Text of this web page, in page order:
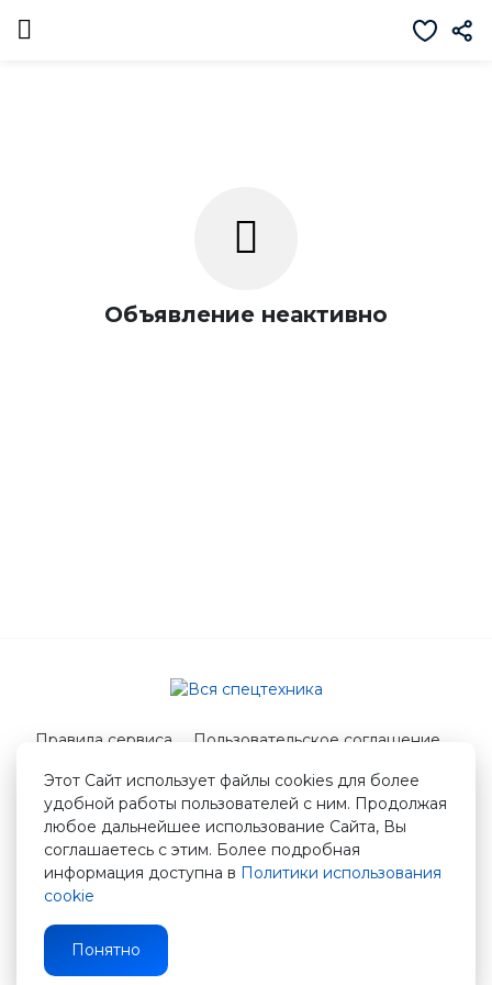
Объявление неактивно
Этот Сайт использует файлы cookies для более
удобной работы пользователей с ним. Продолжая
любое дальнейшее использование Сайта, Вы
соглашаетесь с этим. Более подробная
информация доступна в Политики использования
cookie
Понятно
Правила сервиса
Пользовательское соглашение
© 2026 Вся спецтехника
info@vstshop.ru